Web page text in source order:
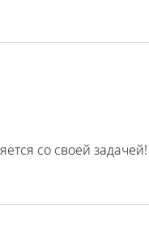
со своей задачей!